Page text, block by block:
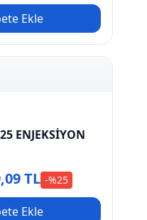
Ekle
ENJEKSİYON
TL -%25
Ekle